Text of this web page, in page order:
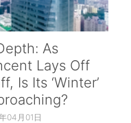
As
Lays Off
Is Its ‘Winter’
04月01日